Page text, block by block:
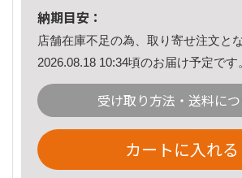
納期目安：
店舗在庫不足の為、取り寄せ注文と
2026.08.18 10:34頃のお届け予定です
受け取り方法・送料に
カートに入れる